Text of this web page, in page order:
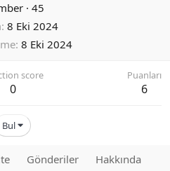
· 45
8 Eki 2024
8 Eki 2024
score
0
Puanları
6
Bul
Gönderiler Hakkında